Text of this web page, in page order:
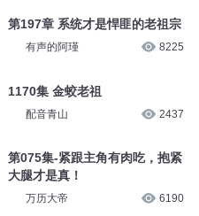
第197章 系统才是悍匪的老祖宗
有声的阿瑾 8225
1170集 金蛟老祖
配音青山 2437
第075集-紧跟主角有肉吃，抱紧
大腿才是真！
万历大帝 6190